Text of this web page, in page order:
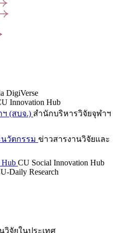
DigiVerse
Innovation Hub
(สบจ.) สำนักบริหารวิจัยจุฬาฯ
วัตกรรม ข่าวสารงานวิจัยและ
Hub CU Social Innovation Hub
Daily Research
วิจัยในประเทศ